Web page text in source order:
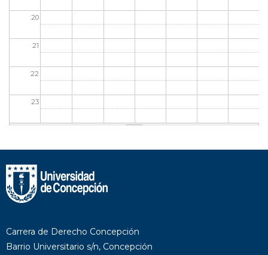
20
21
22
23
Carrera de Derecho Concepción
Barrio Universitario s/n, Concepción